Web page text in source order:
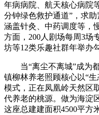
年病病院、航天核心病院
分钟绿色救护通道”，求
涵盖针灸、中药调度等，
方面，200人剧场每周3场
坊等12类乐趣社群年举办
当“离尘不离城”成为都
镇柳林养老照顾核心以“
模式，正在凤凰岭天然区
代养老的桃源。做为海淀
这座总建建面积4500平方